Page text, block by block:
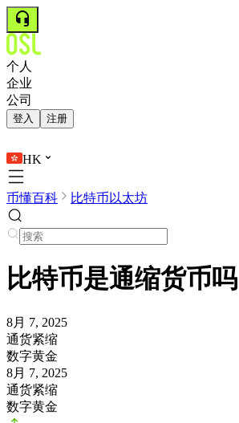
个人
企业
公司
登入 注册
HK
币懂百科 比特币以太坊
比特币是通缩货币吗
8月 7, 2025
通货紧缩
数字黄金
8月 7, 2025
通货紧缩
数字黄金